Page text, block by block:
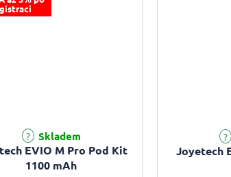
EVIO M Pro Pod Kit
1100 mAh
hodnocení produktu je 5,0 z 5 hvězdiček.
Skladem
Joyetech